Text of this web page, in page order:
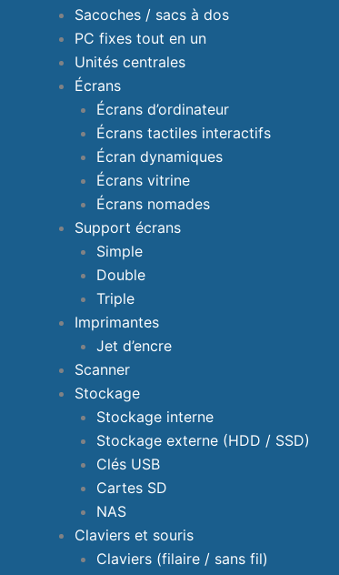
Sacoches / sacs à dos
PC fixes tout en un
Unités centrales
Écrans
Écrans d’ordinateur
Écrans tactiles interactifs
Écran dynamiques
Écrans vitrine
Écrans nomades
Support écrans
Simple
Double
Triple
Imprimantes
Jet d’encre
Scanner
Stockage
Stockage interne
Stockage externe (HDD / SSD)
Clés USB
Cartes SD
NAS
Claviers et souris
Claviers (filaire / sans fil)